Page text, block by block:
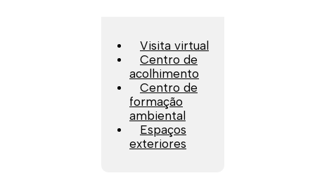
Visita virtual
Centro de
acolhimento
Centro de
formação
ambiental
Espaços
exteriores